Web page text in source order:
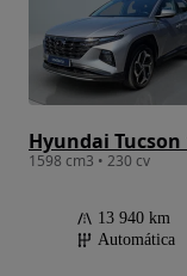
Hyundai Tucson
1598 cm3 • 230 cv
13 940 km
Automática